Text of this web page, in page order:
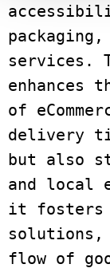
services.
enhances
of
delivery
but also
and local
it fosters
solutions,
flow of